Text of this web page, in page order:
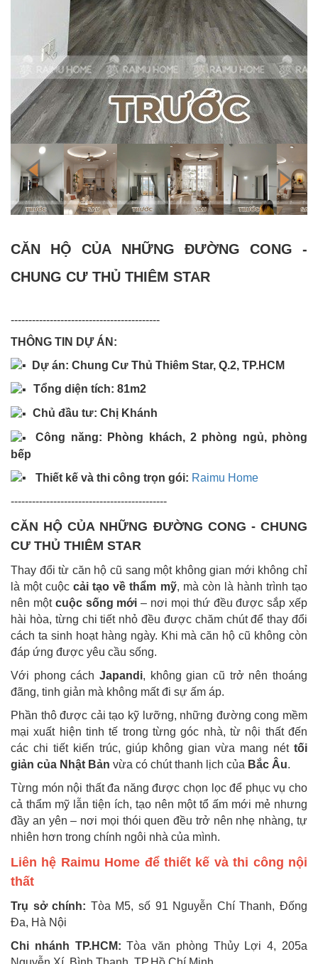
CĂN HỘ CỦA NHỮNG ĐƯỜNG CONG -
CHUNG CƯ THỦ THIÊM STAR
------------------------------------------
THÔNG TIN DỰ ÁN:
Dự án: Chung Cư Thủ Thiêm Star, Q.2, TP.HCM
Tổng diện tích: 81m2 ​
Chủ đầu tư: Chị Khánh
Công năng: Phòng khách, 2 phòng ngủ, phòng
bếp
Thiết kế và thi công trọn gói: Raimu Home
--------------------------------------------
CĂN HỘ CỦA NHỮNG ĐƯỜNG CONG - CHUNG
CƯ THỦ THIÊM STAR
Thay đổi từ căn hộ cũ sang một không gian mới không chỉ
là một cuộccải tạo về thẩm mỹ, mà còn là hành trình tạo
nên một cuộc sống mới – nơi mọi thứ đều được sắp xếp
hài hòa, từng chi tiết nhỏ đều được chăm chút để thay đổi
cách ta sinh hoạt hàng ngày. Khi mà căn hộ cũ không còn
đáp ứng được yêu cầu sống.
Với phong cách Japandi, không gian cũ trở nên thoáng
đãng, tinh giản mà không mất đi sự ấm áp.
Phần thô được cải tạo kỹ lưỡng, những đường cong mềm
mại xuất hiện tinh tế trong từng góc nhà, từ nội thất đến
các chi tiết kiến trúc, giúp không gian vừa mang nét tối
giản của Nhật Bản vừa có chút thanh lịch của Bắc Âu.
Từng món nội thất đa năng được chọn lọc để phục vụ cho
cả thẩm mỹ lẫn tiện ích, tạo nên một tổ ấm mới mẻ nhưng
đầy an yên – nơi mọi thói quen đều trở nên nhẹ nhàng, tự
nhiên hơn trong chính ngôi nhà của mình.
Liên hệ Raimu Home để thiết kế và thi công nội
thất
Trụ sở chính: Tòa M5, số 91 Nguyễn Chí Thanh, Đống
Đa, Hà Nội
Chi nhánh TP.HCM:Tòa văn phòng Thủy Lợi 4, 205a